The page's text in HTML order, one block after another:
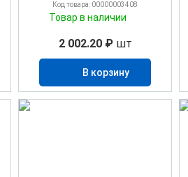
Код товара: 00000003408
Товар в наличии
2 002.20 ₽шт
В корзину